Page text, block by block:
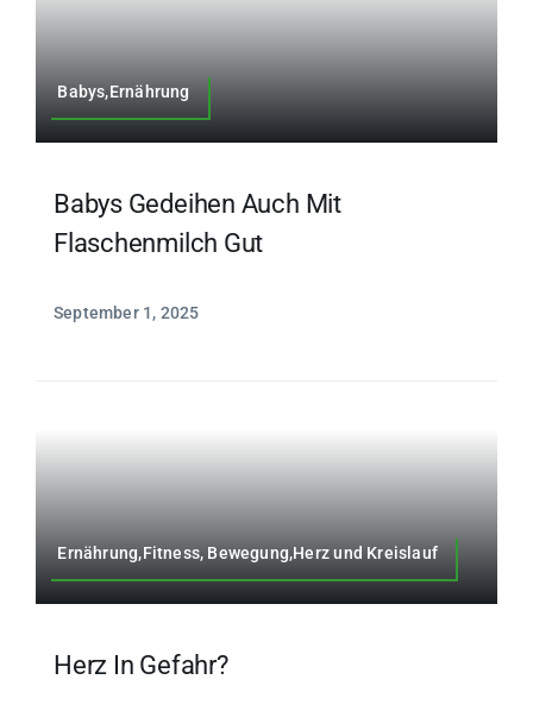
Babys,Ernährung
Babys Gedeihen Auch Mit
Flaschenmilch Gut
September 1, 2025
Ernährung,Fitness, Bewegung,Herz und Kreislauf
Herz In Gefahr?